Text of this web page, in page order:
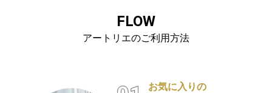
FLOW
アートリエのご利用方法
お気に入りの